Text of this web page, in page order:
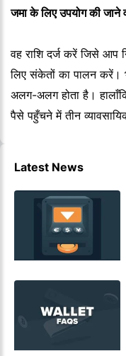
जमा के लिए उपयोग की जाने
वह राशि दर्ज करें जिसे
लिए संकेतों का पालन करें।
अलग-अलग होता है।
पैसे पहुँचने में तीन
Latest News